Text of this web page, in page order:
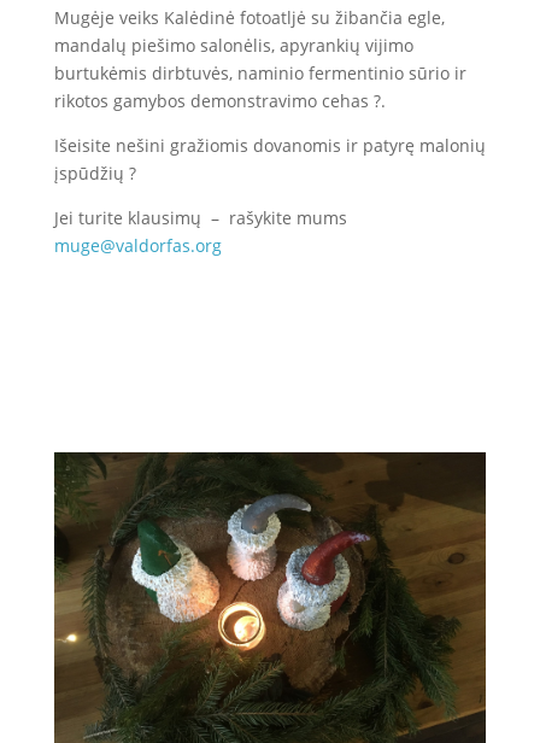
Mugėje veiks Kalėdinė fotoatljė su žibančia egle,
mandalų piešimo salonėlis, apyrankių vijimo
burtukėmis dirbtuvės, naminio fermentinio sūrio ir
rikotos gamybos demonstravimo cehas ?.
Išeisite nešini gražiomis dovanomis ir patyrę malonių
įspūdžių ?
Jei turite klausimų – rašykite mums
muge@valdorfas.org